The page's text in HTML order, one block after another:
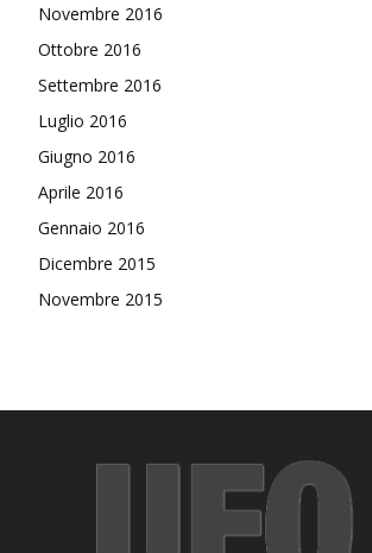
Novembre 2016
Ottobre 2016
Settembre 2016
Luglio 2016
Giugno 2016
Aprile 2016
Gennaio 2016
Dicembre 2015
Novembre 2015